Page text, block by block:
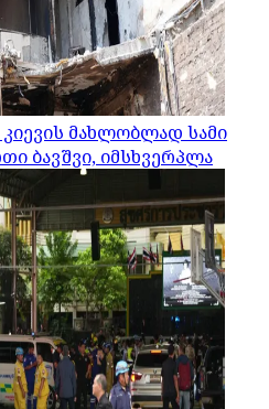
მახლობლად სამი
ბავშვი, იმსხვერპლა